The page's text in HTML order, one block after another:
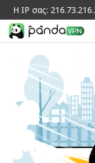
Η IP σας: